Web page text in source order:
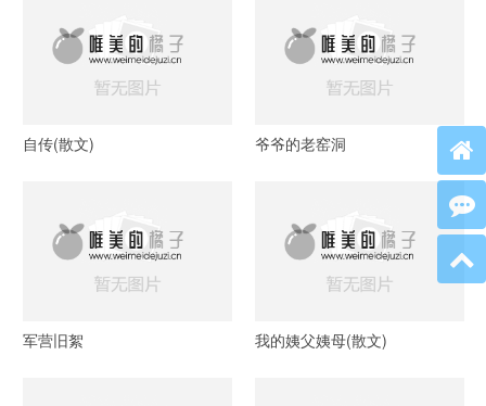
自传(散文) 爷爷的老窑洞
军营旧絮 我的姨父姨母(散文)